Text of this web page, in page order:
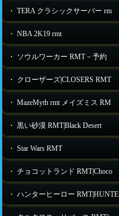
・ TERA クラシックサーバー rm
・ NBA 2K19 rmt
・ ソウルワーカー RMT－予約
・ クローザーズ|CLOSERS RMT
・ MazeMyth rmt メイズミス RM
・ 黒い砂漠 RMT|Black Desert
・ Star Wars RMT
・ チョコットランド RMT|Choco
・ ハンターヒーロー RMT|HUNTE